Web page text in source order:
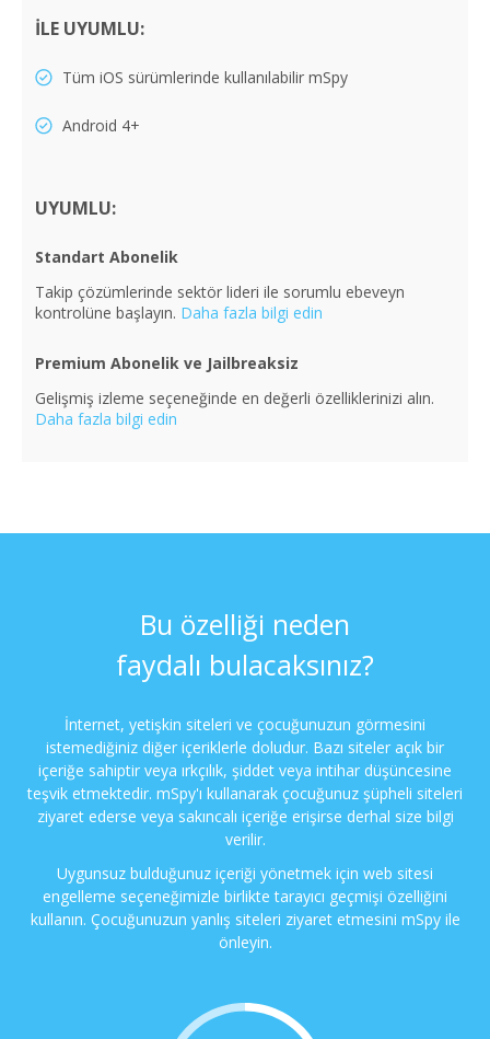
ILE UYUMLU:
Tüm iOS sürümlerinde kullanılabilir mSpy
Android 4+
UYUMLU:
Standart Abonelik
Takip çözümlerinde sektör lideri ile sorumlu ebeveyn
kontrolüne başlayın. Daha fazla bilgi edin
Premium Abonelik ve Jailbreaksiz
Gelişmiş izleme seçeneğinde en değerli özelliklerinizi alın.
Daha fazla bilgi edin
Bu özelliği neden
faydalı bulacaksınız?
İnternet, yetişkin siteleri ve çocuğunuzun görmesini
istemediğiniz diğer içeriklerle doludur. Bazı siteler açık bir
içeriğe sahiptir veya ırkçılık, şiddet veya intihar düşüncesine
teşvik etmektedir. mSpy'ı kullanarak çocuğunuz şüpheli siteleri
ziyaret ederse veya sakıncalı içeriğe erişirse derhal size bilgi
verilir.
Uygunsuz bulduğunuz içeriği yönetmek için web sitesi
engelleme seçeneğimizle birlikte tarayıcı geçmişi özelliğini
kullanın. Çocuğunuzun yanlış siteleri ziyaret etmesini mSpy ile
önleyin.